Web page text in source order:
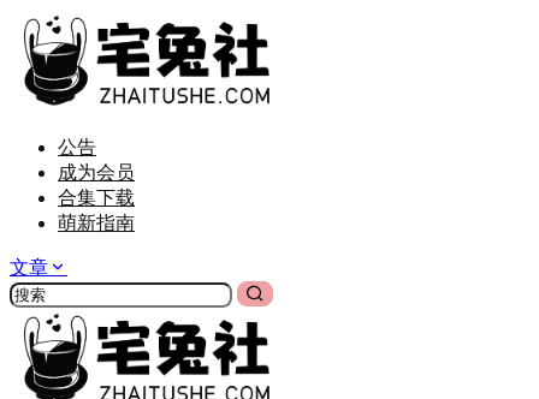
公告
成为会员
合集下载
萌新指南
文章